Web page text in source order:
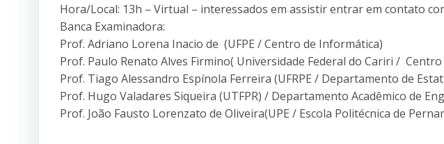
Hora/Local: 13h – Virtual – interessados em assistir entrar em contato
Banca Examinadora:
Prof. Adriano Lorena Inacio de (UFPE / Centro de Informática)
Prof. Paulo Renato Alves Firmino( Universidade Federal do Cariri /
Prof. Tiago Alessandro Espínola Ferreira (UFRPE / Departamento de
Prof. Hugo Valadares Siqueira (UTFPR) / Departamento Acadêmico de
Prof. João Fausto Lorenzato de Oliveira(UPE / Escola Politécnica de